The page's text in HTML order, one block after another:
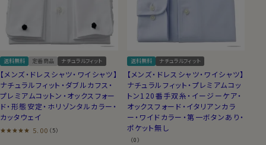
送料無料 定番商品 ナチュラルフィット
【メンズ・ドレスシャツ・ワイシャツ】
ナチュラルフィット・ダブルカフス・
プレミアムコットン・オックスフォー
ド・形態安定・ホリゾンタルカラー・
カッタウェイ
5.00 （5）
送料無料 ナチュラルフィット
【メンズ・ドレスシャツ・ワイシャツ】
ナチュラルフィット・プレミアムコッ
トン120番手双糸・イージーケア・
オックスフォード・イタリアンカラ
ー・ワイドカラー・第一ボタンあり・
ポケット無し
（0）